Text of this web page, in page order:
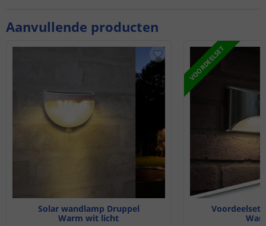
Aanvullende producten
Solar wandlamp Druppel
Warm wit licht
VOORDEELSET
Voordeelset